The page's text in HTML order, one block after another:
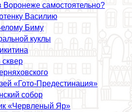
Воронеже самостоятельно?
Василию
Биму
куклы
сквер
«Гото-Предестинация»
собор
«Червленый Яр»